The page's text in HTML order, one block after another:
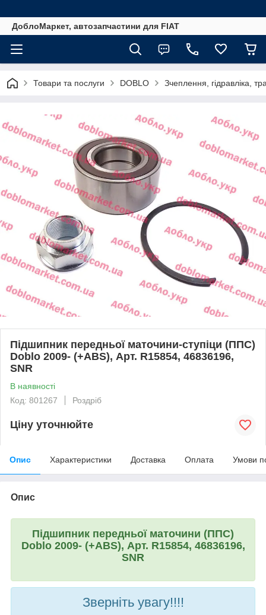
ДоблоМаркет, автозапчастини для FIAT
Товари та послуги DOBLO Зчеплення, гідравліка,
Підшипник передньої маточини-ступіци (ППС)
Doblo 2009- (+ABS), Арт. R15854, 46836196,
SNR
В наявності
Код: 801267
Роздріб
Ціну уточнюйте
Опис Характеристики Доставка Оплата Умови
Опис
Підшипник передньої маточини (ППС)
Doblo 2009- (+ABS), Арт. R15854, 46836196,
SNR
Зверніть увагу!!!!